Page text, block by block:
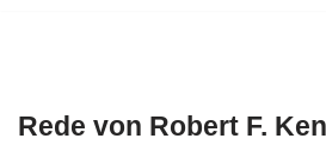
Rede von Robert F.